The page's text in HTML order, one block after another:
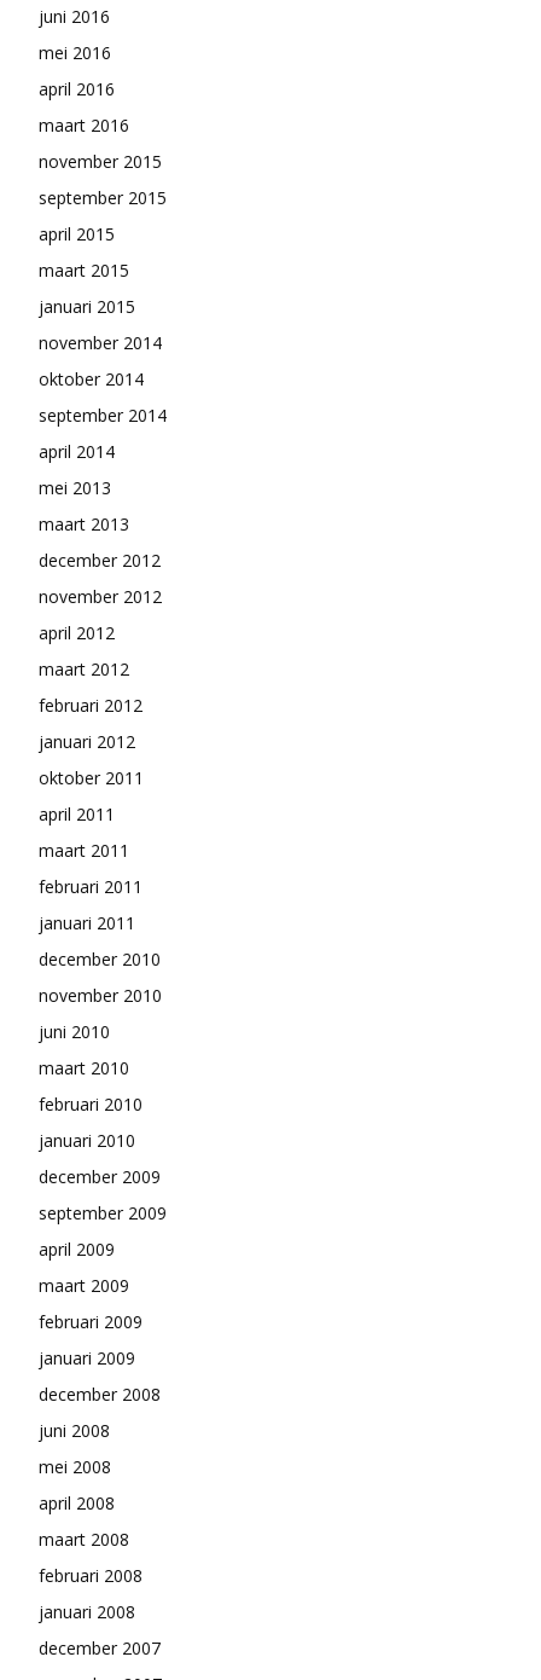
juni 2016
mei 2016
april 2016
maart 2016
november 2015
september 2015
april 2015
maart 2015
januari 2015
november 2014
oktober 2014
september 2014
april 2014
mei 2013
maart 2013
december 2012
november 2012
april 2012
maart 2012
februari 2012
januari 2012
oktober 2011
april 2011
maart 2011
februari 2011
januari 2011
december 2010
november 2010
juni 2010
maart 2010
februari 2010
januari 2010
december 2009
september 2009
april 2009
maart 2009
februari 2009
januari 2009
december 2008
juni 2008
mei 2008
april 2008
maart 2008
februari 2008
januari 2008
december 2007